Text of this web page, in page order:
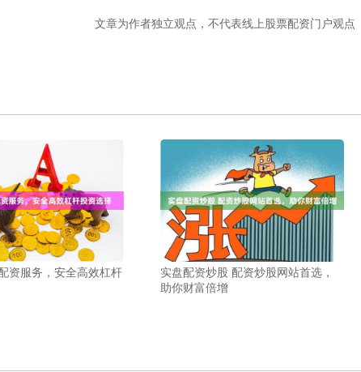
文章为作者独立观点，不代表线上股票配资门户观点
资服务，安全高效杠杆
实盘配资炒股 配资炒股网站首选，
助你财富倍增